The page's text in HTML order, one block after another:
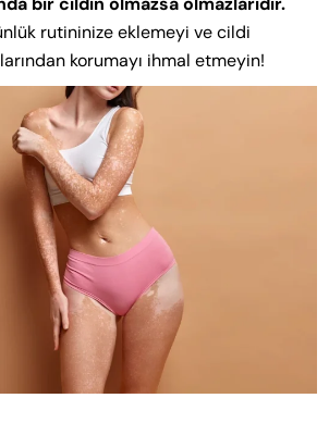
rutininize eklemeyi ve cildi
korumayı ihmal etmeyin!